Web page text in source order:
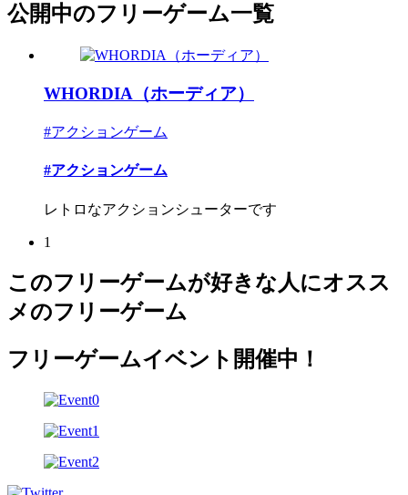
公開中のフリーゲーム一覧
WHORDIA（ホーディア）
#アクションゲーム
#アクションゲーム
レトロなアクションシューターです
1
このフリーゲームが好きな人にオスス
メのフリーゲーム
フリーゲームイベント開催中！